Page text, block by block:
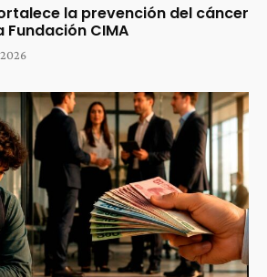
la prevención del cáncer
CIMA